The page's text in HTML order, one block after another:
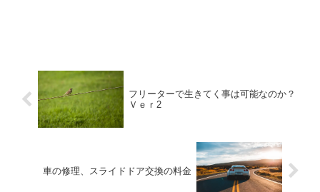
フリーターで生きてく事は可能なのか？
Ｖｅｒ2
車の修理、スライドドア交換の料金